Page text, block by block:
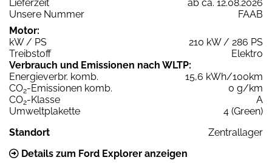
Lieferzeit
ab ca. 12.08.2026
Unsere Nummer
FAAB
Motor:
kW / PS
210 kW / 286 PS
Treibstoff
Elektro
Verbrauch und Emissionen nach WLTP:
Energieverbr. komb.
15,6 kWh/100km
CO2-Emissionen komb.
0 g/km
CO2-Klasse
A
Umweltplakette
4 (Green)
Standort
Zentrallager
Details zum Ford Explorer anzeigen